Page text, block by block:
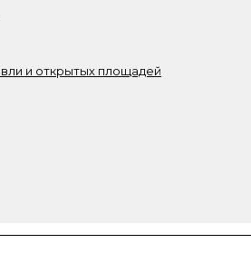
и открытых площадей